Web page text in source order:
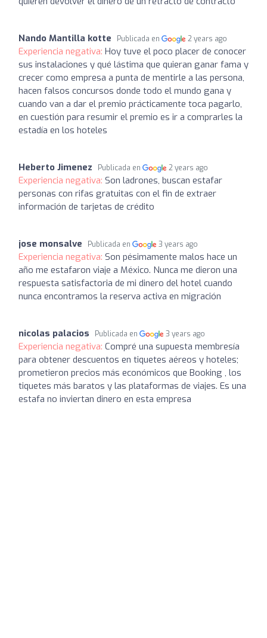
Nando Mantilla kotte Publicada en 2 years ago
Experiencia negativa: Hoy tuve el poco placer de conocer
sus instalaciones y qué lástima que quieran ganar fama y
crecer como empresa a punta de mentirle a las persona,
hacen falsos concursos donde todo el mundo gana y
cuando van a dar el premio prácticamente toca pagarlo,
en cuestión para resumir el premio es ir a comprarles la
estadía en los hoteles
Heberto Jimenez Publicada en 2 years ago
Experiencia negativa: Son ladrones, buscan estafar
personas con rifas gratuitas con el fin de extraer
información de tarjetas de crédito
jose monsalve Publicada en 3 years ago
Experiencia negativa: Son pésimamente malos hace un
año me estafaron viaje a México. Nunca me dieron una
respuesta satisfactoria de mi dinero del hotel cuando
nunca encontramos la reserva activa en migración
nicolas palacios Publicada en 3 years ago
Experiencia negativa: Compré una supuesta membresía
para obtener descuentos en tiquetes aéreos y hoteles;
prometieron precios más económicos que Booking , los
tiquetes más baratos y las plataformas de viajes. Es una
estafa no inviertan dinero en esta empresa